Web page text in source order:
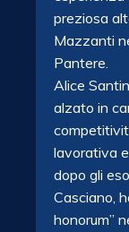
preziosa
Mazzanti
Pantere.
Alice
alzato in
lavorativa
dopo gli
Casciano,
honorum”